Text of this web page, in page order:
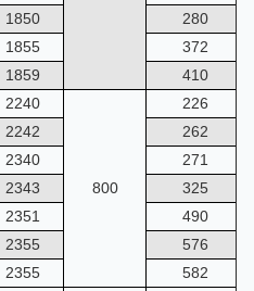
1850
280
1855
372
1859
410
2240
800
226
2242
262
2340
271
2343
325
2351
490
2355
576
2355
582